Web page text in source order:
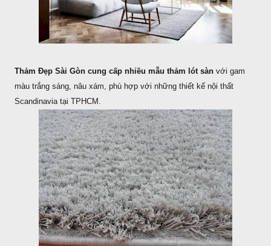
Thảm Đẹp Sài Gòn cung cấp nhiều mẫu thảm lót sàn với gam
màu trắng sáng, nâu xám, phù hợp với những thiết kế nội thất
Scandinavia tại TPHCM.